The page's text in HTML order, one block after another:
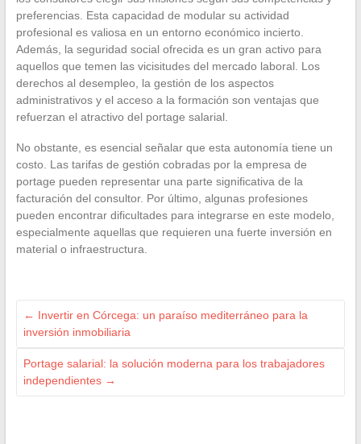
preferencias. Esta capacidad de modular su actividad
profesional es valiosa en un entorno económico incierto.
Además, la seguridad social ofrecida es un gran activo para
aquellos que temen las vicisitudes del mercado laboral. Los
derechos al desempleo, la gestión de los aspectos
administrativos y el acceso a la formación son ventajas que
refuerzan el atractivo del portage salarial.
No obstante, es esencial señalar que esta autonomía tiene un
costo. Las tarifas de gestión cobradas por la empresa de
portage pueden representar una parte significativa de la
facturación del consultor. Por último, algunas profesiones
pueden encontrar dificultades para integrarse en este modelo,
especialmente aquellas que requieren una fuerte inversión en
material o infraestructura.
← Invertir en Córcega: un paraíso mediterráneo para la
inversión inmobiliaria
Portage salarial: la solución moderna para los trabajadores
independientes →